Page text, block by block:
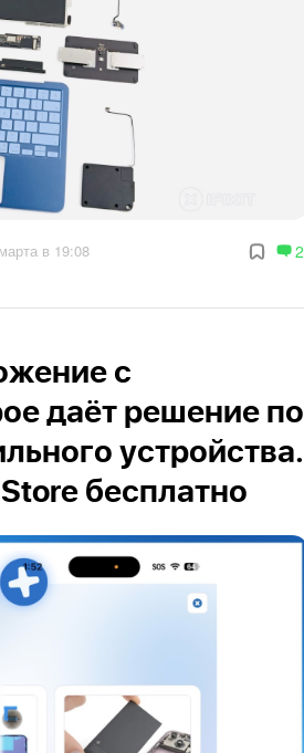
в 19:08 2
с
даёт решение по
устройства.
бесплатно